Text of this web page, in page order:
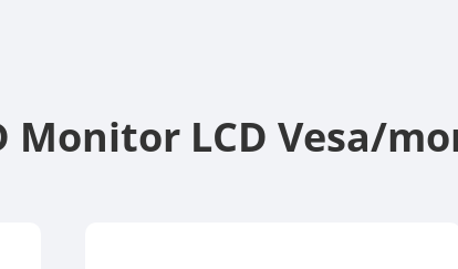
Monitor LCD Vesa/